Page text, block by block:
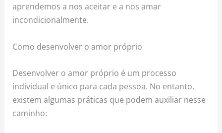
aprendemos a nos aceitar e a nos amar
incondicionalmente.
Como desenvolver o amor próprio
Desenvolver o amor próprio é um processo
individual e único para cada pessoa. No entanto,
existem algumas práticas que podem auxiliar nesse
caminho: